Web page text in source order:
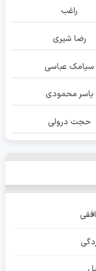
راغب
رضا شیری
سیامک عباسی
یاسر محمودی
حجت درولی